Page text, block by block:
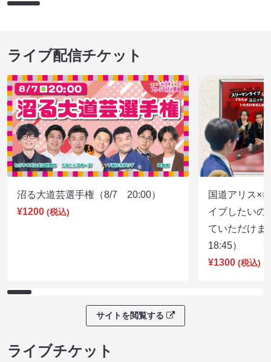
ライブ配信チケット
沼る大道芸選手権（8/7 20:00）
¥1200 (税込)
国道アリス×
イブしたいの
ていただけ
18:45）
¥1300 (税込)
サイトを閲覧する
ライブチケット